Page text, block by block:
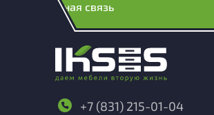
Обратная связь
+7 (831) 215-01-04